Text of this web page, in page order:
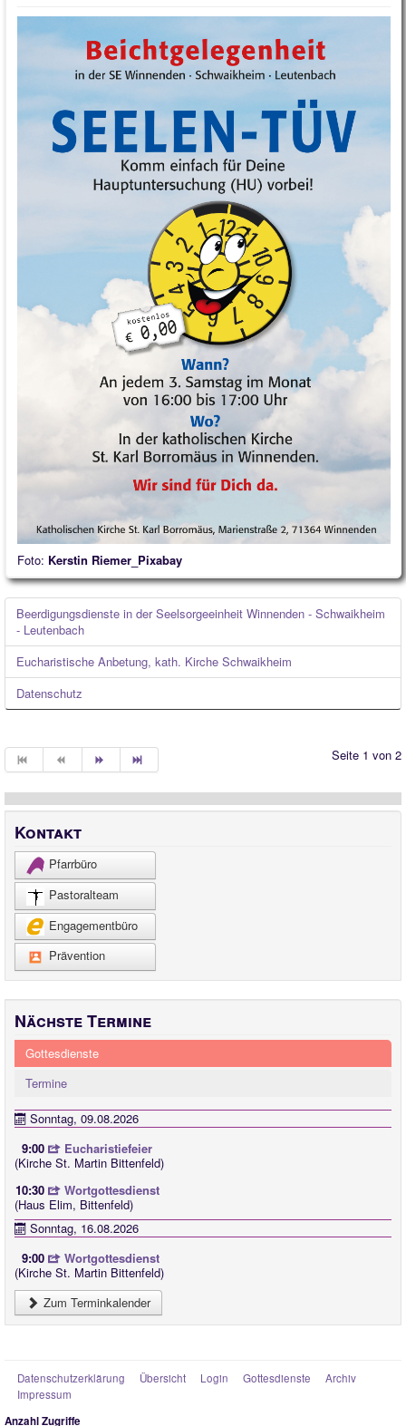
Foto: Kerstin Riemer_Pixabay
Beerdigungsdienste in der Seelsorgeeinheit Winnenden - Schwaikheim
- Leutenbach
Eucharistische Anbetung, kath. Kirche Schwaikheim
Datenschutz
Seite 1 von 2
Kontakt
Pfarrbüro
Pastoralteam
Engagementbüro
Prävention
Nächste Termine
Gottesdienste
Termine
Sonntag, 09.08.2026
9:00
Eucharistiefeier
(Kirche St. Martin Bittenfeld)
10:30
Wortgottesdienst
(Haus Elim, Bittenfeld)
Sonntag, 16.08.2026
9:00
Wortgottesdienst
(Kirche St. Martin Bittenfeld)
Zum Terminkalender
Datenschutzerklärung Übersicht Login Gottesdienste
Archiv
Impressum
Anzahl Zugriffe